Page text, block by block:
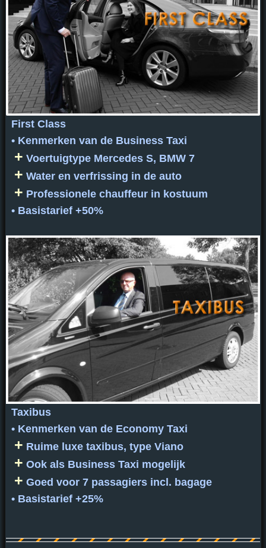
First Class
• Kenmerken van de Business Taxi
+ Voertuigtype Mercedes S, BMW 7
+ Water en verfrissing in de auto
+ Professionele chauffeur in kostuum
• Basistarief +50%
Taxibus
• Kenmerken van de Economy Taxi
+ Ruime luxe taxibus, type Viano
+ Ook als Business Taxi mogelijk
+ Goed voor 7 passagiers incl. bagage
• Basistarief +25%